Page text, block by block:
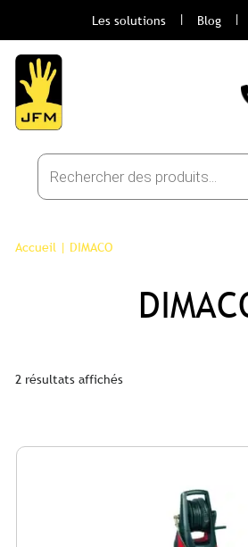
Les solutions Blog
Recherche
de
produits
Accueil | DIMACO
2 résultats affichés